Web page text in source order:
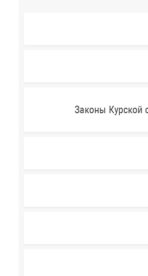
Законы Курской